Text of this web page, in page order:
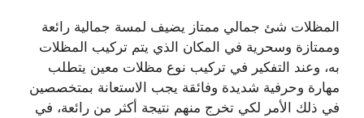
المظلات شئ جمالي ممتاز يضيف لمسة جمالية رائعة
وممتازة وسحرية في المكان الذي يتم تركيب المظلات
به، وعند التفكير في تركيب نوع مظلات معين يتطلب
مهارة وحرفية شديدة وفائقة يجب الاستعانة بمتخصصين
في ذلك الأمر لكي تخرج منهم نتيجة أكثر من رائعة، في